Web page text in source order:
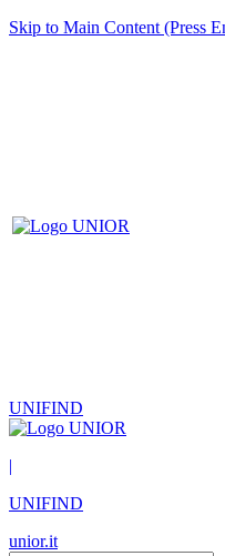
Skip to Main Content (Press
UNIFIND
|
UNIFIND
unior.it